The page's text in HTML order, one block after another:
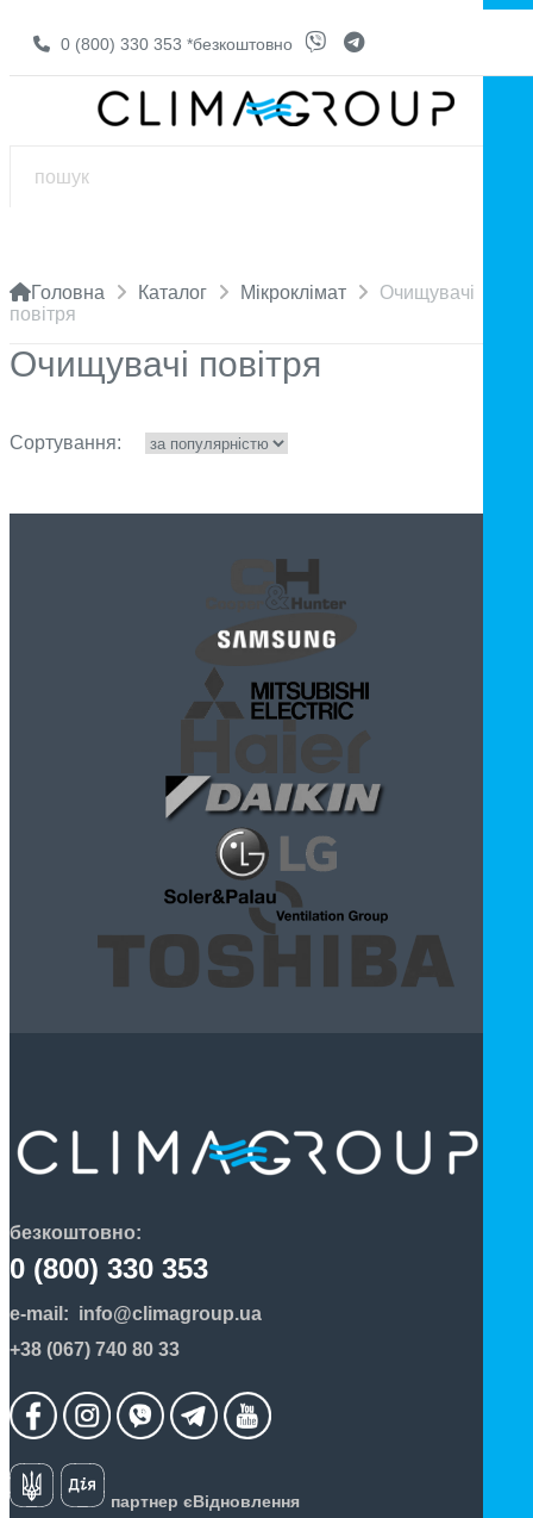
0 (800) 330 353 *безкоштовно
Головна Каталог Мікроклімат
Очищувачі
повітря
Очищувачі повітря
Сортування:
безкоштовно:
0 (800) 330 353
e-mail: info@climagroup.ua
+38 (067) 740 80 33
партнер єВідновлення